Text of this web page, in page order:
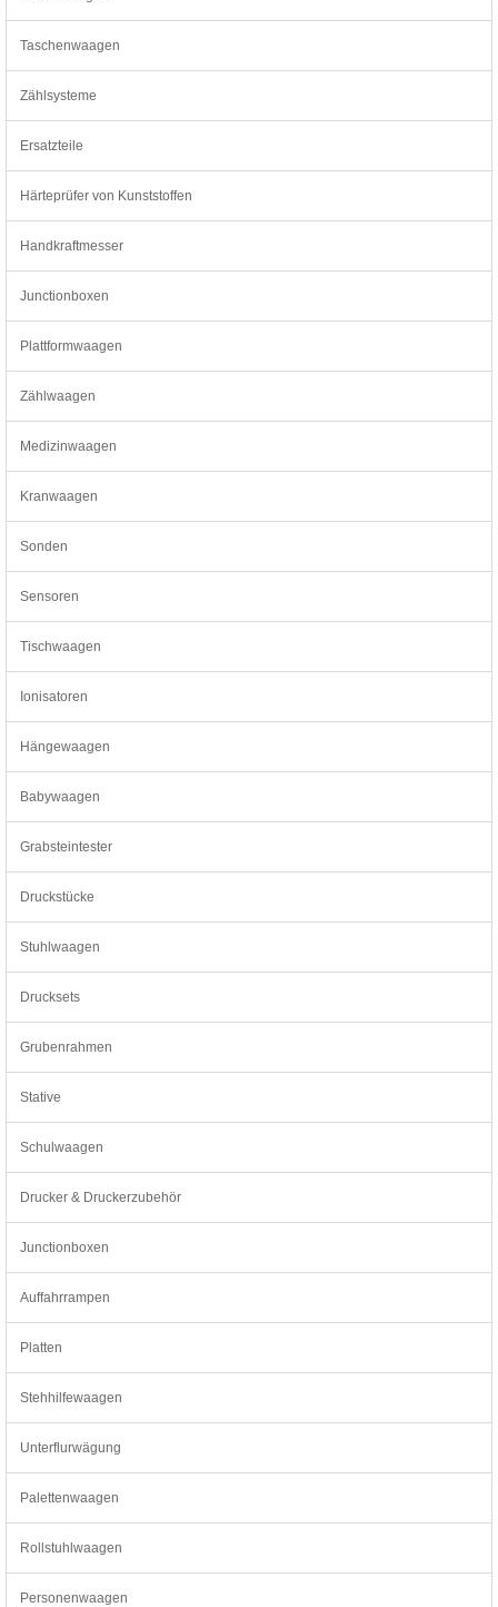
Taschenwaagen
Zählsysteme
Ersatzteile
Härteprüfer von Kunststoffen
Handkraftmesser
Junctionboxen
Plattformwaagen
Zählwaagen
Medizinwaagen
Kranwaagen
Sonden
Sensoren
Tischwaagen
Ionisatoren
Hängewaagen
Babywaagen
Grabsteintester
Druckstücke
Stuhlwaagen
Drucksets
Grubenrahmen
Stative
Schulwaagen
Drucker & Druckerzubehör
Junctionboxen
Auffahrrampen
Platten
Stehhilfewaagen
Unterflurwägung
Palettenwaagen
Rollstuhlwaagen
Personenwaagen